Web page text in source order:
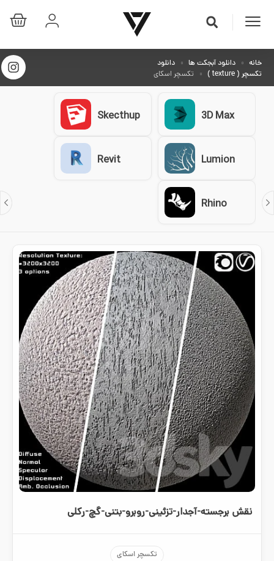
خانه دانلود آبجکت ها
دانلود
تکسچر ( texture )
تکسچر اسکای
3D Max
Skecthup
Lumion
Revit
Rhino
نقش برجسته-آجدار-تزئینی-روبرو-بتنی-گچ-رکلی
تکسچر اسکای